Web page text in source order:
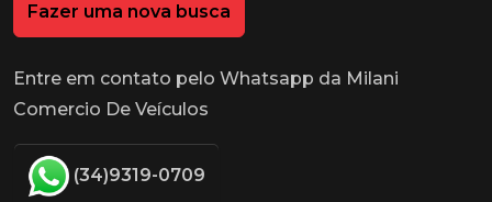
Fazer uma nova busca
Entre em contato pelo Whatsapp da Milani
Comercio De Veículos
(34)9319-0709